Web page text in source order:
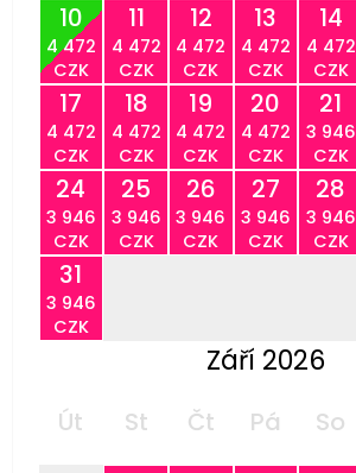
10
4 472
CZK
11
4 472
CZK
12
4 472
CZK
13
4 472
CZK
14
4 472
CZK
17
4 472
CZK
18
4 472
CZK
19
4 472
CZK
20
4 472
CZK
21
3 946
CZK
24
3 946
CZK
25
3 946
CZK
26
3 946
CZK
27
3 946
CZK
28
3 946
CZK
31
3 946
CZK
Září 2026
Út St Čt Pá So